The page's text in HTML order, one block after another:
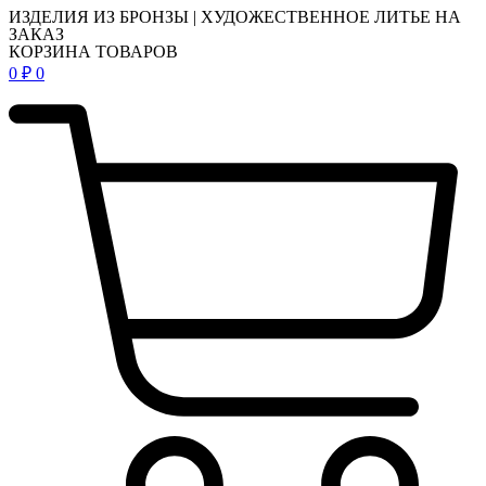
ИЗДЕЛИЯ ИЗ БРОНЗЫ | ХУДОЖЕСТВЕННОЕ ЛИТЬЕ НА
ЗАКАЗ
КОРЗИНА ТОВАРОВ
0 ₽ 0